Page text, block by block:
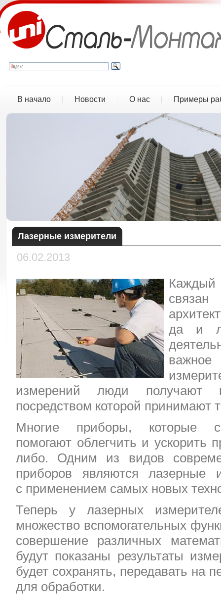
В начало Новости О нас Примеры
Лазерные измерители
06.02.2013
да и
измерений люди получают
посредством которой принимают
Многие приборы, которые
помогают облегчить и ускорить
либо. Одним из видов
приборов являются лазерные
с применением самых новых
Теперь у лазерных
множество вспомогательных
совершение различных
будут показаны результаты
будет сохранять, передавать на
для обработки.